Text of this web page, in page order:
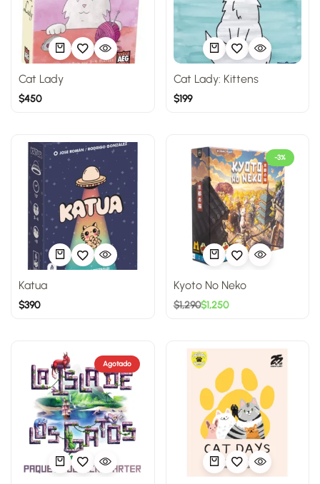
Cat Lady
$450
Cat Lady: Kittens
$199
Katua
$390
-3%
Kyoto No Neko
$1,290$1,250
Agotado